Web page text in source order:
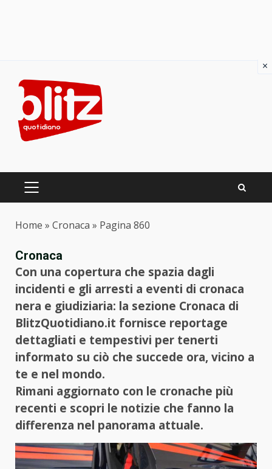
content
PRIMARY
Home » Cronaca » Pagina 860
Cronaca
Con una copertura che spazia dagli
incidenti e gli arresti a eventi di cronaca
nera e giudiziaria: la sezione Cronaca di
BlitzQuotidiano.it fornisce reportage
dettagliati e tempestivi per tenerti
informato su ciò che succede ora, vicino a
te e nel mondo.
Rimani aggiornato con le cronache più
recenti e scopri le notizie che fanno la
differenza nel panorama attuale.
×